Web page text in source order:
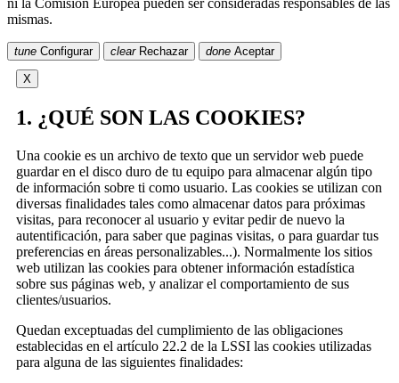
ni la Comisión Europea pueden ser consideradas responsables de las
mismas.
tune Configurar clear Rechazar done Aceptar
X
1. ¿QUÉ SON LAS COOKIES?
Una cookie es un archivo de texto que un servidor web puede
guardar en el disco duro de tu equipo para almacenar algún tipo
de información sobre ti como usuario. Las cookies se utilizan con
diversas finalidades tales como almacenar datos para próximas
visitas, para reconocer al usuario y evitar pedir de nuevo la
autentificación, para saber que paginas visitas, o para guardar tus
preferencias en áreas personalizables...). Normalmente los sitios
web utilizan las cookies para obtener información estadística
sobre sus páginas web, y analizar el comportamiento de sus
clientes/usuarios.
Quedan exceptuadas del cumplimiento de las obligaciones
establecidas en el artículo 22.2 de la LSSI las cookies utilizadas
para alguna de las siguientes finalidades: